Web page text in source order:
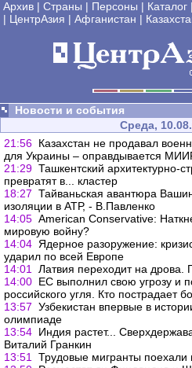
Архив | Страны | Персоны | Каталог |
| ЦентрАзия | Афганистан |
Новости и события
Среда,
21:56 Казахстан не продавал
для Украины – оправдывается
21:29 Ташкентский архитектурно-
превратят в... кластер
18:27 Тайваньская авантюра
изоляции в АТР, - В.Павленко
14:05 American Conservative:
мировую войну?
14:04 Ядерное разоружение:
ударил по всей Европе
14:01
Латвия переходит на дрова.
14:00 ЕС выполнил свою угрозу и
российского угля. Кто пострадает
13:57 Узбекистан впервые в
олимпиаде
13:54 Индия растет...
Виталий Гранкин
13:51
Трудовые мигранты поехали